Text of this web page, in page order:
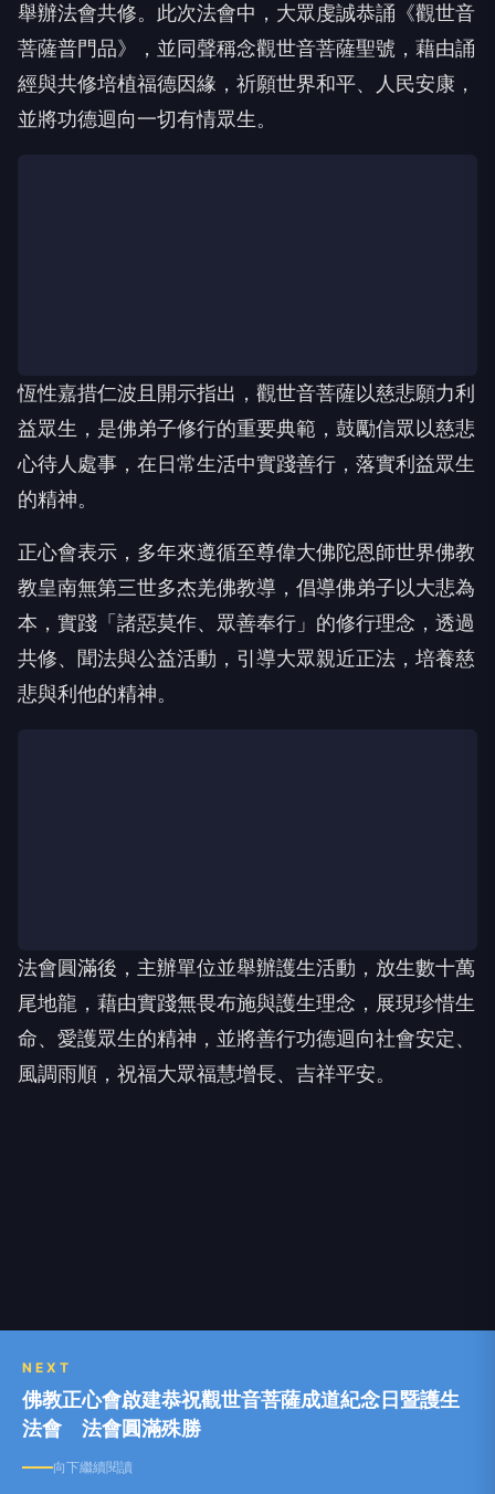
館及桃園金龜山三寶殿，日前於金龜山三寶殿共同舉
辦「恭祝觀世音菩薩成道紀念日暨護生法會」，由指
導金剛上師恆性嘉措仁波且主法，信眾齊聚誦經禮
佛，祈願社會祥和、眾生離苦得樂，法會圓滿殊勝。
正心會表示，觀世音菩薩以大慈大悲、聞聲救苦的精
神廣受佛教信眾敬仰，每逢成道紀念日，各地佛寺皆
舉辦法會共修。此次法會中，大眾虔誠恭誦《觀世音
菩薩普門品》，並同聲稱念觀世音菩薩聖號，藉由誦
經與共修培植福德因緣，祈願世界和平、人民安康，
共修、聞法與公益活動，引導大眾親近正法，培養慈
悲與利他的精神。